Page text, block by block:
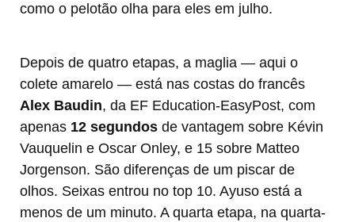
como o pelotão olha para eles em julho.
Depois de quatro etapas, a maglia — aqui o
colete amarelo — está nas costas do francês
Alex Baudin, da EF Education-EasyPost, com
apenas 12 segundos de vantagem sobre Kévin
Vauquelin e Oscar Onley, e 15 sobre Matteo
Jorgenson. São diferenças de um piscar de
olhos. Seixas entrou no top 10. Ayuso está a
menos de um minuto. A quarta etapa, na quarta-